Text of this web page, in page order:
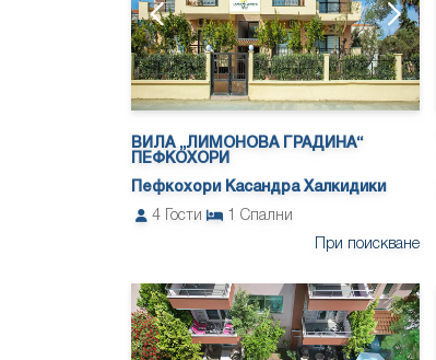
ВИЛА „ЛИМОНОВА ГРАДИНА“
ПЕФКОХОРИ
Пефкохори Касандра Халкидики
4
Гости
Спални
При поискване